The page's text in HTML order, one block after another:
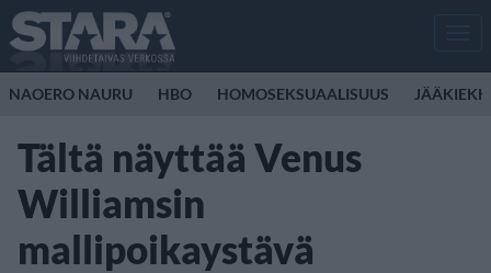
NAOERO NAURU HBO HOMOSEKSUAALISUUS
Tältä näyttää Venus
Williamsin
mallipoikaystävä